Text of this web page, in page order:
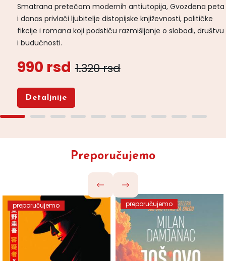
Smatrana pretečom modernih antiutopija, Gvozdena peta
i danas privlači ljubitelje distopijske književnosti, političke
fikcije i romana koji podstiču razmišljanje o slobodi, društvu
i budućnosti.
990 rsd 1.320 rsd
Detaljnije
Preporučujemo
preporučujemo preporučujemo